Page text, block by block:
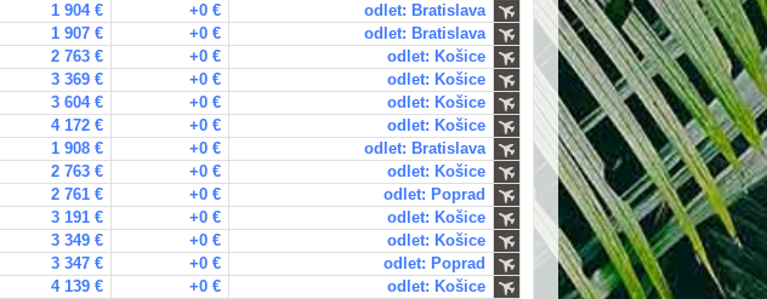
1 904 € +0 €
odlet: Bratislava
1 907 € +0 €
odlet: Bratislava
2 763 € +0 €
odlet: Košice
3 369 € +0 €
odlet: Košice
3 604 € +0 €
odlet: Košice
4 172 € +0 €
odlet: Košice
1 908 € +0 €
odlet: Bratislava
2 763 € +0 €
odlet: Košice
2 761 € +0 €
odlet: Poprad
3 191 € +0 €
odlet: Košice
3 349 € +0 €
odlet: Košice
3 347 € +0 €
odlet: Poprad
4 139 € +0 €
odlet: Košice